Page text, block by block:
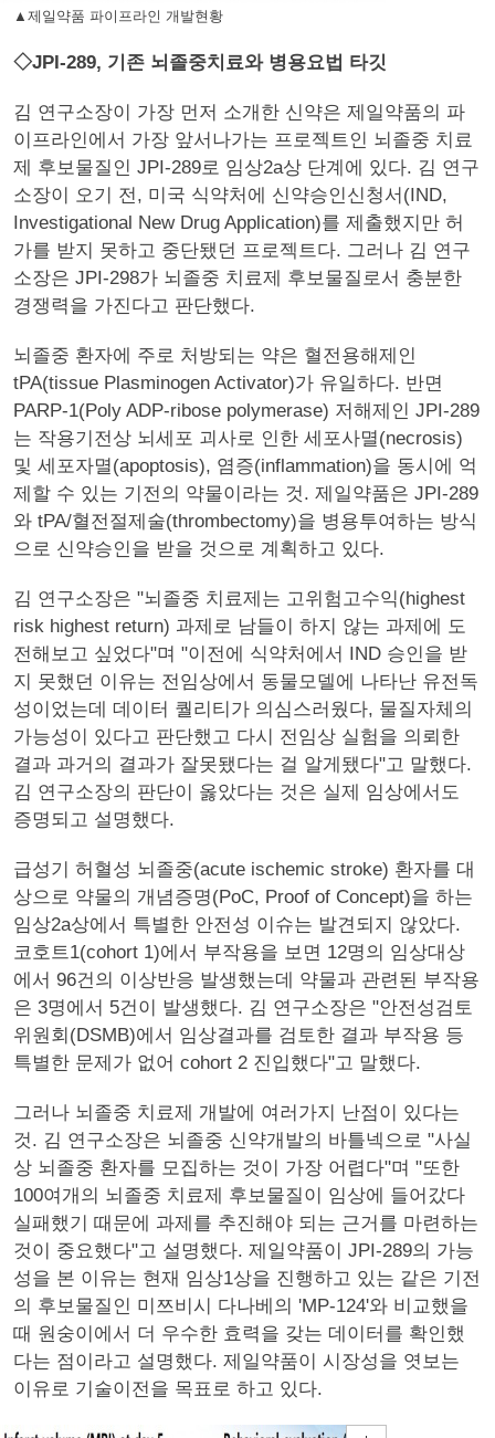
▲제일약품 파이프라인 개발현황
◇JPI-289, 기존 뇌졸중치료와 병용요법 타깃
김 연구소장이 가장 먼저 소개한 신약은 제일약품의 파
이프라인에서 가장 앞서나가는 프로젝트인 뇌졸중 치료
제 후보물질인 JPI-289로 임상2a상 단계에 있다. 김 연구
소장이 오기 전, 미국 식약처에 신약승인신청서(IND,
Investigational New Drug Application)를 제출했지만 허
가를 받지 못하고 중단됐던 프로젝트다. 그러나 김 연구
소장은 JPI-298가 뇌졸중 치료제 후보물질로서 충분한
경쟁력을 가진다고 판단했다.
뇌졸중 환자에 주로 처방되는 약은 혈전용해제인
tPA(tissue Plasminogen Activator)가 유일하다. 반면
PARP-1(Poly ADP-ribose polymerase) 저해제인 JPI-289
는 작용기전상 뇌세포 괴사로 인한 세포사멸(necrosis)
및 세포자멸(apoptosis), 염증(inflammation)을 동시에 억
제할 수 있는 기전의 약물이라는 것. 제일약품은 JPI-289
와 tPA/혈전절제술(thrombectomy)을 병용투여하는 방식
으로 신약승인을 받을 것으로 계획하고 있다.
김 연구소장은 "뇌졸중 치료제는 고위험고수익(highest
risk highest return) 과제로 남들이 하지 않는 과제에 도
전해보고 싶었다"며 "이전에 식약처에서 IND 승인을 받
지 못했던 이유는 전임상에서 동물모델에 나타난 유전독
성이었는데 데이터 퀄리티가 의심스러웠다, 물질자체의
가능성이 있다고 판단했고 다시 전임상 실험을 의뢰한
결과 과거의 결과가 잘못됐다는 걸 알게됐다"고 말했다.
김 연구소장의 판단이 옳았다는 것은 실제 임상에서도
증명되고 설명했다.
급성기 허혈성 뇌졸중(acute ischemic stroke) 환자를 대
상으로 약물의 개념증명(PoC, Proof of Concept)을 하는
임상2a상에서 특별한 안전성 이슈는 발견되지 않았다.
코호트1(cohort 1)에서 부작용을 보면 12명의 임상대상
에서 96건의 이상반응 발생했는데 약물과 관련된 부작용
은 3명에서 5건이 발생했다. 김 연구소장은 "안전성검토
위원회(DSMB)에서 임상결과를 검토한 결과 부작용 등
특별한 문제가 없어 cohort 2 진입했다"고 말했다.
그러나 뇌졸중 치료제 개발에 여러가지 난점이 있다는
것. 김 연구소장은 뇌졸중 신약개발의 바틀넥으로 "사실
상 뇌졸중 환자를 모집하는 것이 가장 어렵다"며 "또한
100여개의 뇌졸중 치료제 후보물질이 임상에 들어갔다
실패했기 때문에 과제를 추진해야 되는 근거를 마련하는
것이 중요했다"고 설명했다. 제일약품이 JPI-289의 가능
성을 본 이유는 현재 임상1상을 진행하고 있는 같은 기전
의 후보물질인 미쯔비시 다나베의 'MP-124'와 비교했을
때 원숭이에서 더 우수한 효력을 갖는 데이터를 확인했
다는 점이라고 설명했다. 제일약품이 시장성을 엿보는
이유로 기술이전을 목표로 하고 있다.